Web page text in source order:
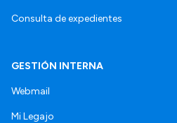
Consulta de expedientes
GESTIÓN INTERNA
Webmail
Mi Legajo